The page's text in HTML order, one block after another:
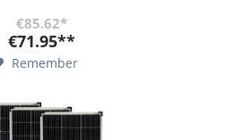
€85.62*
€71.95**
Remember